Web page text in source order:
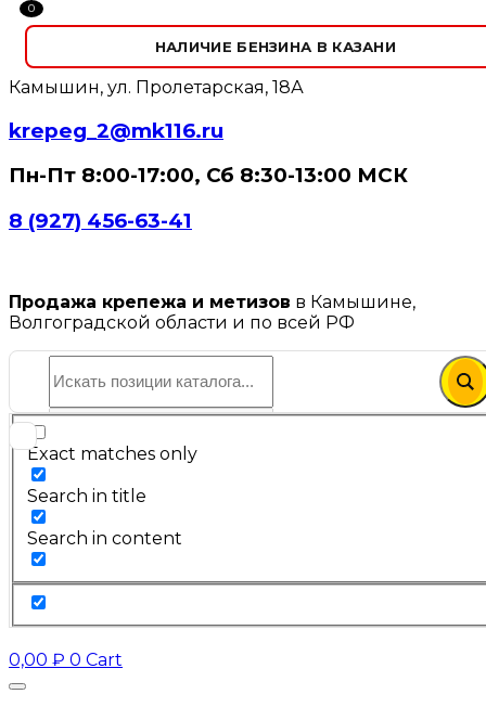
0
НАЛИЧИЕ БЕНЗИНА В КАЗАНИ
Камышин, ул. Пролетарская, 18А
krepeg_2@mk116.ru
Пн-Пт 8:00-17:00, Сб 8:30-13:00 МСК
8 (927) 456-63-41
Продажа крепежа и метизов в Камышине,
Волгоградской области и по всей РФ
Exact matches only
Search in title
Search in content
0,00 ₽ 0 Cart